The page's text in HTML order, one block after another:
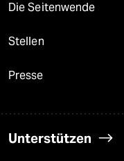
Die Seitenwende
Stellen
Presse
Unterstützen